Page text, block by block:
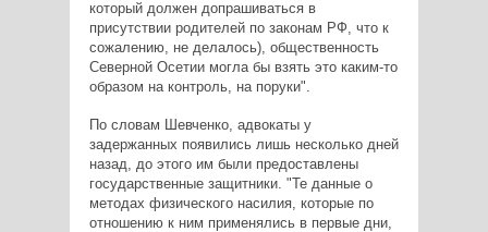
который должен допрашиваться в
присутствии родителей по законам РФ, что к
сожалению, не делалось), общественность
Северной Осетии могла бы взять это каким-то
образом на контроль, на поруки".
По словам Шевченко, адвокаты у
задержанных появились лишь несколько дней
назад, до этого им были предоставлены
государственные защитники. "Те данные о
методах физического насилия, которые по
отношению к ним применялись в первые дни,